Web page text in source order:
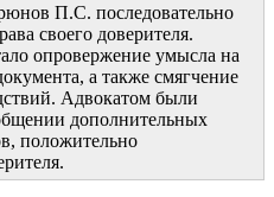
П.С. последовательно
своего доверителя.
опровержение умысла на
а также смягчение
Адвокатом были
дополнительных
положительно